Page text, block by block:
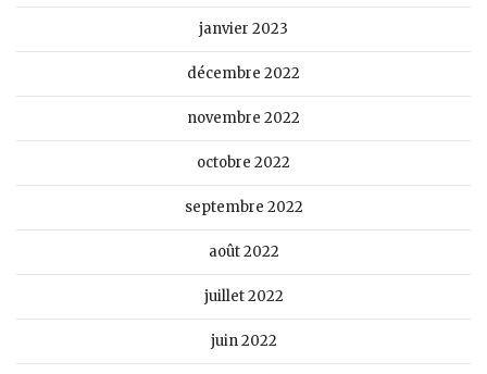
janvier 2023
décembre 2022
novembre 2022
octobre 2022
septembre 2022
août 2022
juillet 2022
juin 2022